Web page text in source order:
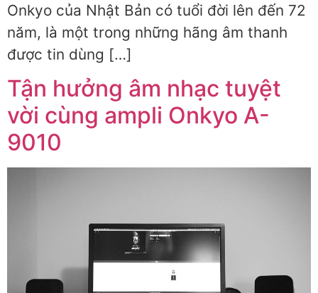
Onkyo của Nhật Bản có tuổi đời lên đến 72
năm, là một trong những hãng âm thanh
được tin dùng […]
Tận hưởng âm nhạc tuyệt
vời cùng ampli Onkyo A-
9010